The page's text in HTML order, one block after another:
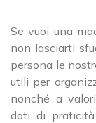
Se vuoi una
non lasciarti
persona le
utili per
nonché a
doti di